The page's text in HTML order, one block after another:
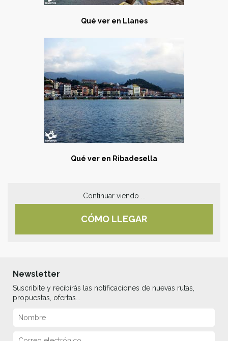
Qué ver en Llanes
Qué ver en Ribadesella
Continuar viendo ...
CÓMO LLEGAR
Newsletter
Suscribite y recibirás las notificaciones de nuevas rutas,
propuestas, ofertas...